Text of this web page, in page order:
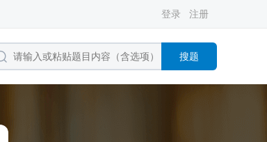
登录 注册
搜题